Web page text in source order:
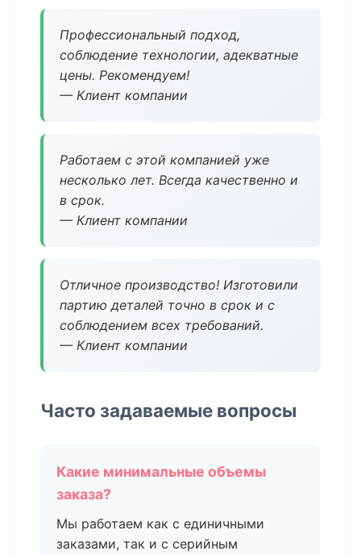
Профессиональный подход,
соблюдение технологии, адекватные
цены. Рекомендуем!
— Клиент компании
Работаем с этой компанией уже
несколько лет. Всегда качественно и
в срок.
— Клиент компании
Отличное производство! Изготовили
партию деталей точно в срок и с
соблюдением всех требований.
— Клиент компании
Часто задаваемые вопросы
Какие минимальные объемы
заказа?
Мы работаем как с единичными
заказами, так и с серийным